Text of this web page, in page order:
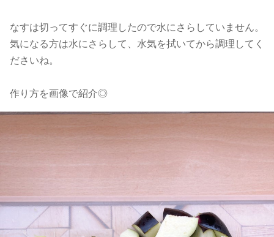
なすは切ってすぐに調理したので水にさらしていません。
気になる方は水にさらして、水気を拭いてから調理してく
ださいね。
作り方を画像で紹介◎